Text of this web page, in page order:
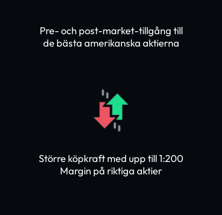
Pre- och post-market-tillgång till
de bästa amerikanska aktierna
Större köpkraft med upp till 1:200
Margin på riktiga aktier